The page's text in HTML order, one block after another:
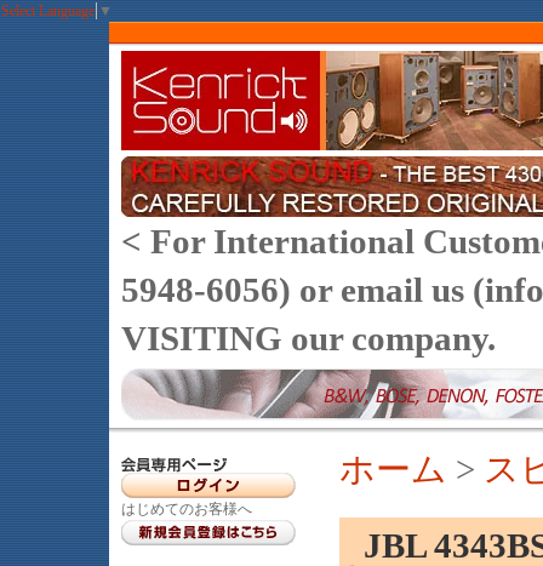
Select Language ▼
< For International
5948-6056) or email us
VISITING our company.
はじめてのお客様へ
ホーム > ス
JBL